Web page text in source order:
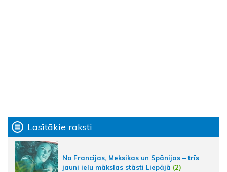
Lasītākie raksti
No Francijas, Meksikas un Spānijas – trīs
jauni ielu mākslas stāsti Liepājā (2)